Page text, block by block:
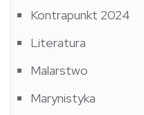
Kontrapunkt 2024
Literatura
Malarstwo
Marynistyka